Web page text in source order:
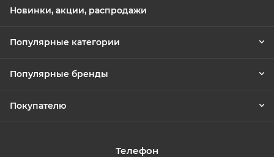
Новинки, акции, распродажи
Популярные категории
Популярные бренды
Покупателю
Телефон